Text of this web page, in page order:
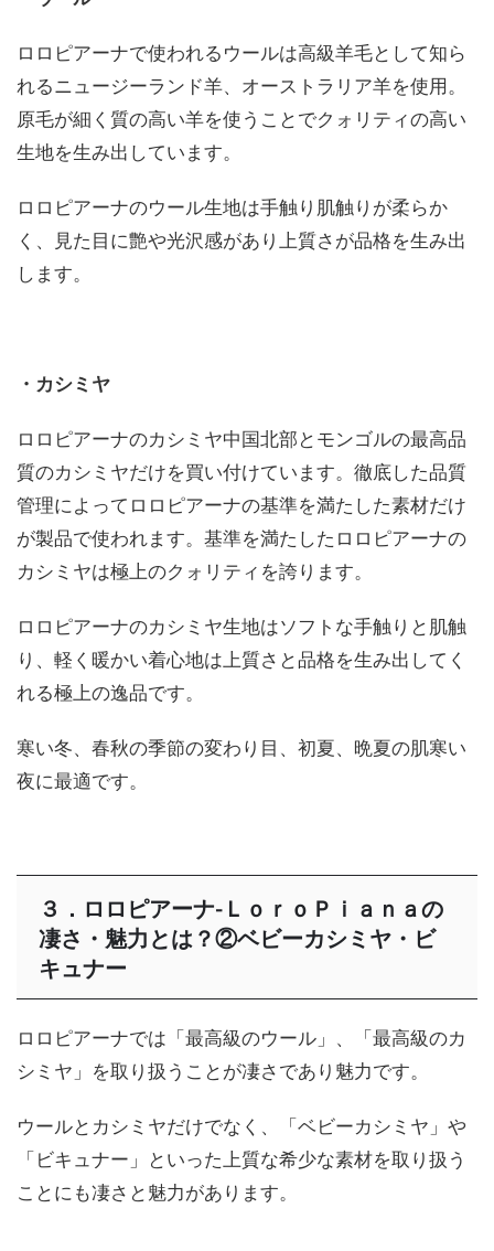
ロロピアーナで使われるウールは高級羊毛として知ら
れるニュージーランド羊、オーストラリア羊を使用。
原毛が細く質の高い羊を使うことでクォリティの高い
生地を生み出しています。
ロロピアーナのウール生地は手触り肌触りが柔らか
く、見た目に艶や光沢感があり上質さが品格を生み出
します。
・カシミヤ
ロロピアーナのカシミヤ中国北部とモンゴルの最高品
質のカシミヤだけを買い付けています。徹底した品質
管理によってロロピアーナの基準を満たした素材だけ
が製品で使われます。基準を満たしたロロピアーナの
カシミヤは極上のクォリティを誇ります。
ロロピアーナのカシミヤ生地はソフトな手触りと肌触
り、軽く暖かい着心地は上質さと品格を生み出してく
れる極上の逸品です。
寒い冬、春秋の季節の変わり目、初夏、晩夏の肌寒い
夜に最適です。
３．ロロピアーナ-ＬｏｒｏＰｉａｎａの
凄さ・魅力とは？②ベビーカシミヤ・ビ
キュナー
ロロピアーナでは「最高級のウール」、「最高級のカ
シミヤ」を取り扱うことが凄さであり魅力です。
ウールとカシミヤだけでなく、「ベビーカシミヤ」や
「ビキュナー」といった上質な希少な素材を取り扱う
ことにも凄さと魅力があります。